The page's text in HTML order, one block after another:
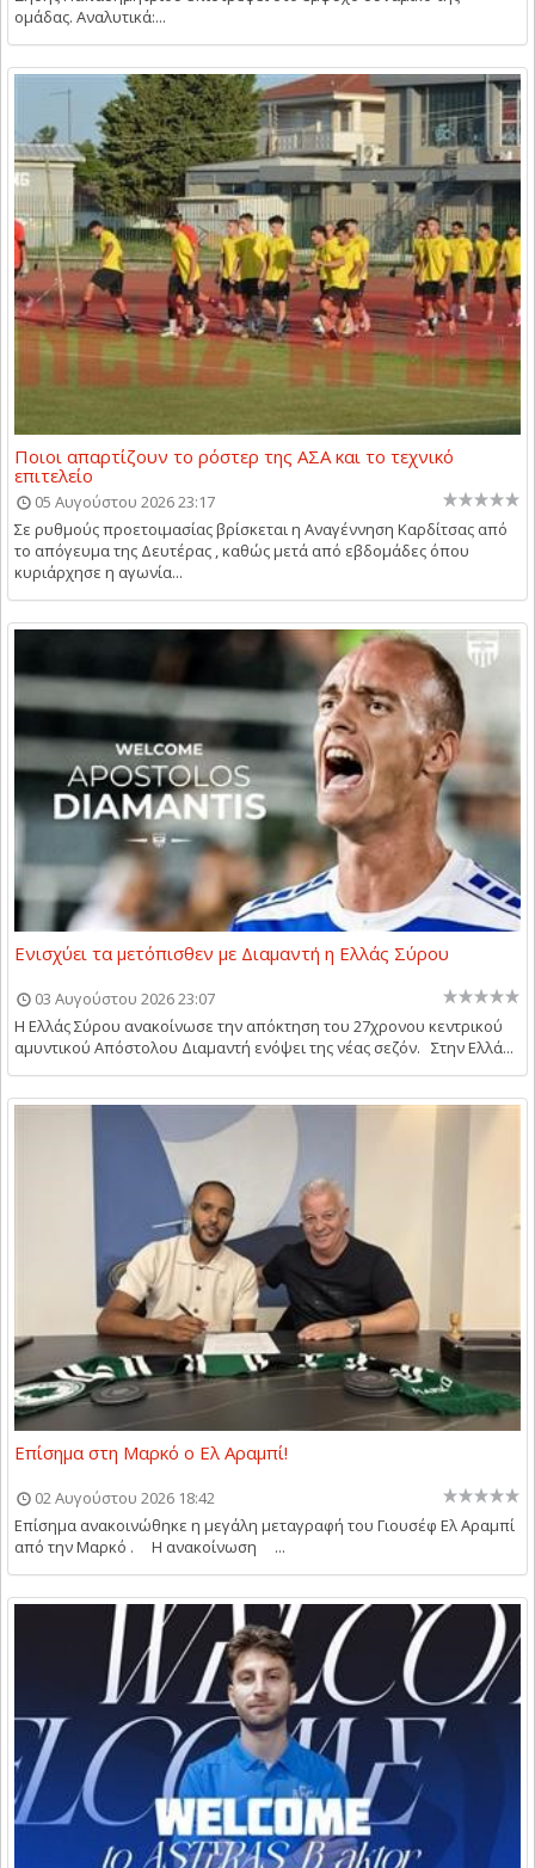
ομάδας. Αναλυτικά:...
Ποιοι απαρτίζουν το ρόστερ της ΑΣΑ και το τεχνικό
επιτελείο
05 Αυγούστου 2026 23:17
Σε ρυθμούς προετοιμασίας βρίσκεται η Αναγέννηση Καρδίτσας από
το απόγευμα της Δευτέρας , καθώς μετά από εβδομάδες όπου
κυριάρχησε η αγωνία...
Ενισχύει τα μετόπισθεν με Διαμαντή η Ελλάς Σύρου
03 Αυγούστου 2026 23:07
Η Ελλάς Σύρου ανακοίνωσε την απόκτηση του 27χρονου κεντρικού
αμυντικού Απόστολου Διαμαντή ενόψει της νέας σεζόν. Στην Ελλά...
Επίσημα στη Μαρκό ο Ελ Αραμπί!
02 Αυγούστου 2026 18:42
Επίσημα ανακοινώθηκε η μεγάλη μεταγραφή του Γιουσέφ Ελ Αραμπί
από την Μαρκό . Η ανακοίνωση ...